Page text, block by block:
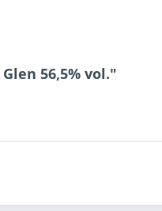
56,5% vol."